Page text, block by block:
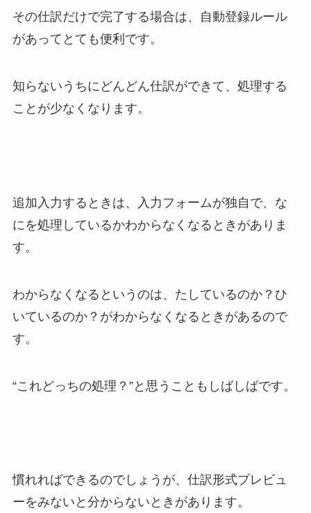
その仕訳だけで完了する場合は、自動登録ルール
があってとても便利です。
知らないうちにどんどん仕訳ができて、処理する
ことが少なくなります。
追加入力するときは、入力フォームが独自で、な
にを処理しているかわからなくなるときがありま
す。
わからなくなるというのは、たしているのか？ひ
いているのか？がわからなくなるときがあるので
す。
“これどっちの処理？”と思うこともしばしばです。
慣れればできるのでしょうが、仕訳形式プレビュ
ーをみないと分からないときがあります。